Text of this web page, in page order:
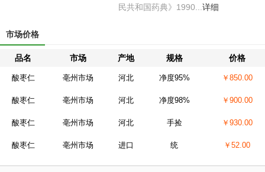
民共和国药典》1990... 详细
市场价格
品名 市场 产地 规格 价格
酸枣仁 亳州市场 河北 净度95% ￥850.00
酸枣仁 亳州市场 河北 净度98% ￥900.00
酸枣仁 亳州市场 河北 手捡 ￥930.00
酸枣仁 亳州市场 进口 统 ￥52.00